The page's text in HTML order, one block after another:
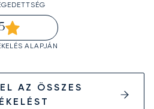
ALAPJÁN
AZ ÖSSZES